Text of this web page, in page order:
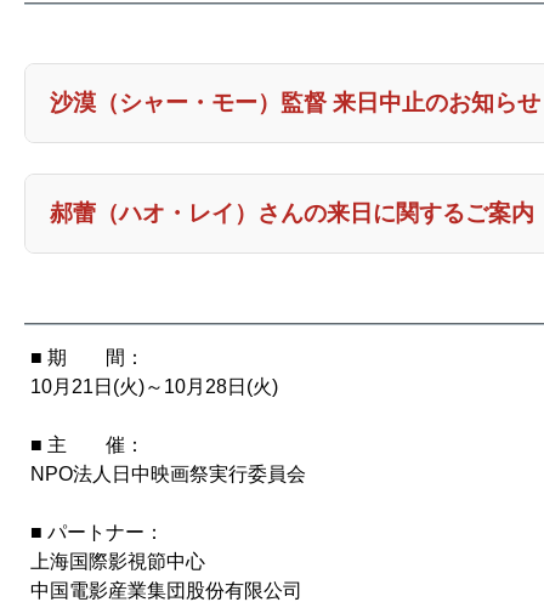
沙漠（シャー・モー）監督 来日中止のお知らせ
このたび予定しておりました映画『愛がきこえる』の
て、やむを得ない事情により中止となりました。
何卒ご理解賜りますようお願い申し上げます。
郝蕾（ハオ・レイ）さんの来日に関するご案内
さんは、やむを得ない事情により来日が叶わなくなりま
関係者一同、そして郝蕾さんご本人も日本の皆さまに
郝蕾さんの来日を楽しみにしてくださっていた皆さま
皆さまのご理解を賜りますよう、何卒よろしくお願い申
■ 期 間：
10月21日(火)～10月28日(火)
■ 主 催：
NPO法人日中映画祭実行委員会
■ パートナー：
上海国際影視節中心
中国電影産業集団股份有限公司